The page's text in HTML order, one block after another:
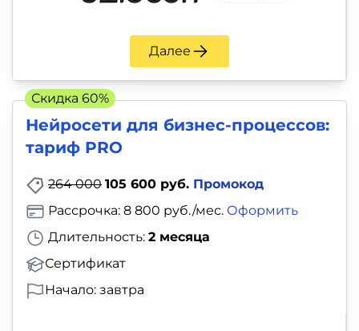
Далее
Нейросети для бизнес-процессов:
тариф PRO
264 000 105 600 руб. Промокод
Длительность: 2 месяца
Сертификат
Рассрочка: 8 800 руб./мес. Оформить
Начало: завтра
Скидка 60%